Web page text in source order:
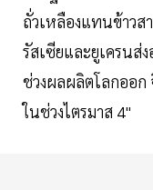
ถั่วเหลืองแทนข้าวส
รัสเซียและยูเครนส่
ช่วงผลผลิตโลกออก
ในช่วงไตรมาส 4"